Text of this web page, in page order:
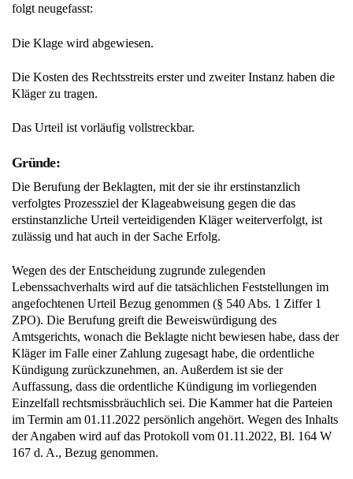
folgt neugefasst:
Die Klage wird abgewiesen.
Die Kosten des Rechtsstreits erster und zweiter Instanz haben die
Kläger zu tragen.
Das Urteil ist vorläufig vollstreckbar.
Gründe:
Die Berufung der Beklagten, mit der sie ihr erstinstanzlich
verfolgtes Prozessziel der Klageabweisung gegen die das
erstinstanzliche Urteil verteidigenden Kläger weiterverfolgt, ist
zulässig und hat auch in der Sache Erfolg.
Wegen des der Entscheidung zugrunde zulegenden
Lebenssachverhalts wird auf die tatsächlichen Feststellungen im
angefochtenen Urteil Bezug genommen (§ 540 Abs. 1 Ziffer 1
ZPO). Die Berufung greift die Beweiswürdigung des
Amtsgerichts, wonach die Beklagte nicht bewiesen habe, dass der
Kläger im Falle einer Zahlung zugesagt habe, die ordentliche
Kündigung zurückzunehmen, an. Außerdem ist sie der
Auffassung, dass die ordentliche Kündigung im vorliegenden
Einzelfall rechtsmissbräuchlich sei. Die Kammer hat die Parteien
im Termin am 01.11.2022 persönlich angehört. Wegen des Inhalts
der Angaben wird auf das Protokoll vom 01.11.2022, Bl. 164 W
167 d. A., Bezug genommen.